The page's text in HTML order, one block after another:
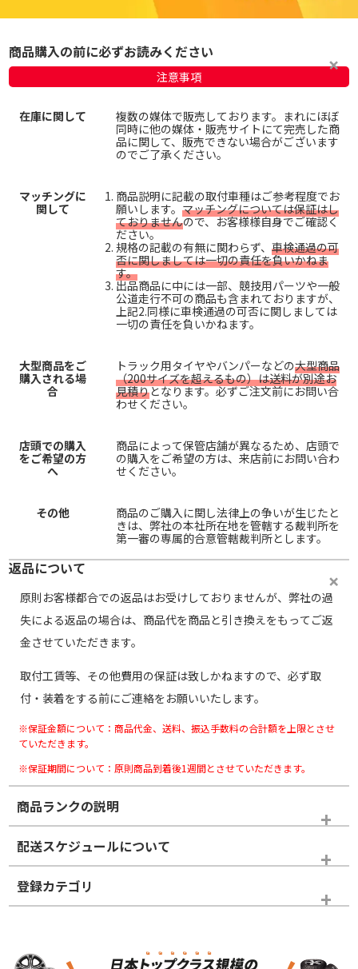
商品購入の前に必ずお読みください
注意事項
在庫に関して
複数の媒体で販売しております。まれにほぼ
同時に他の媒体・販売サイトにて完売した商
品に関して、販売できない場合がございます
のでご了承ください。
マッチングに
関して
商品説明に記載の取付車種はご参考程度でお
願いします。 マッチングについては保証はし
ておりませんので、お客様様自身でご確認く
ださい。
規格の記載の有無に関わらず、 車検通過の可
否に関しましては一切の責任を負いかねま
す。
出品商品に中には一部、競技用パーツや一般
公道走行不可の商品も含まれておりますが、
上記2.同様に車検通過の可否に関しましては
一切の責任を負いかねます。
大型商品をご
購入される場
合
トラック用タイヤやバンパーなどの大型商品
（200サイズを超えるもの）は送料が別途お
見積りとなります。必ずご注文前にお問い合
わせください。
店頭での購入
をご希望の方
へ
商品によって保管店舗が異なるため、店頭で
の購入をご希望の方は、来店前にお問い合わ
せください。
その他
商品のご購入に関し法律上の争いが生じたと
きは、弊社の本社所在地を管轄する裁判所を
第一審の専属的合意管轄裁判所とします。
返品について
原則お客様都合での返品はお受けしておりませんが、弊社の過
失による返品の場合は、商品代を商品と引き換えをもってご返
金させていただきます。
取付工賃等、その他費用の保証は致しかねますので、必ず取
付・装着をする前にご連絡をお願いいたします。
※保証金額について：商品代金、送料、振込手数料の合計額を上限とさせ
ていただきます。
※保証期間について：原則商品到着後1週間とさせていただきます。
商品ランクの説明
※商品ランクは出品者の主観により判断しておりますので、あら
かじめご了承ください。
ホイールランク
配送スケジュールについて
登録カテゴリ
タイヤホイールセット